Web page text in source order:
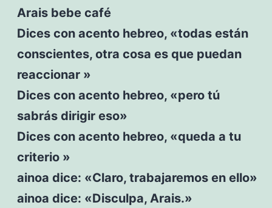
Arais bebe café
Dices con acento hebreo, «todas están
conscientes, otra cosa es que puedan
reaccionar »
Dices con acento hebreo, «pero tú
sabrás dirigir eso»
Dices con acento hebreo, «queda a tu
criterio »
ainoa dice: «Claro, trabajaremos en ello»
ainoa dice: «Disculpa, Arais.»